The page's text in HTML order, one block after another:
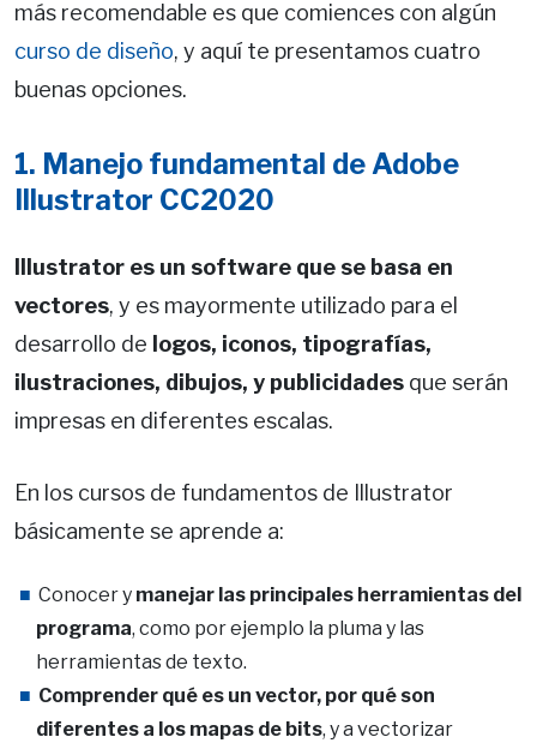
más recomendable es que comiences con algún
curso de diseño, y aquí te presentamos cuatro
buenas opciones.
1. Manejo fundamental de Adobe
Illustrator CC2020
Illustrator es un software que se basa en
vectores, y es mayormente utilizado para el
desarrollo de logos, iconos, tipografías,
ilustraciones, dibujos, y publicidades que serán
impresas en diferentes escalas.
En los cursos de fundamentos de Illustrator
básicamente se aprende a:
Conocer ymanejar las principales herramientas del
programa, como por ejemplo la pluma y las
herramientas de texto.
Comprender qué es un vector, por qué son
diferentes a los mapas de bits, y a vectorizar